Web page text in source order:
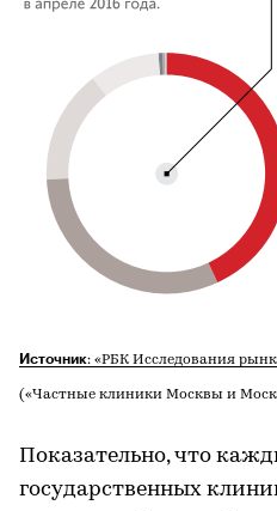
Источник: «РБК Исследования
(«Частные клиники Москвы и
Показательно, что
государственных